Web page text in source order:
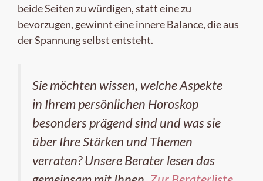
beide Seiten zu würdigen, statt eine zu
bevorzugen, gewinnt eine innere Balance, die aus
der Spannung selbst entsteht.
Sie möchten wissen, welche Aspekte
in Ihrem persönlichen Horoskop
besonders prägend sind und was sie
über Ihre Stärken und Themen
verraten? Unsere Berater lesen das